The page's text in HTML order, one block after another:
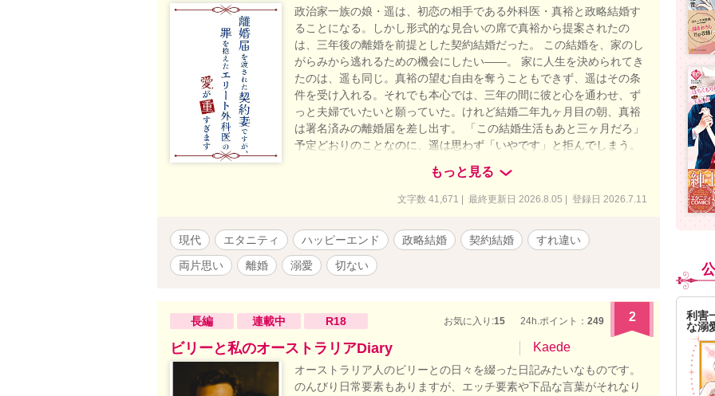
政治家一族の娘・遥は、初恋の相手である外科医・真裕と政略結婚す
ることになる。しかし形式的な見合いの席で真裕から提案されたの
は、三年後の離婚を前提とした契約結婚だった。 この結婚を、家のし
がらみから逃れるための機会にしたい――。 家に人生を決められてき
たのは、遥も同じ。真裕の望む自由を奪うこともできず、遥はその条
件を受け入れる。それでも本心では、三年の間に彼と心を通わせ、ず
っと夫婦でいたいと願っていた。けれど結婚二年九ヶ月目の朝、真裕
は署名済みの離婚届を差し出す。 「この結婚生活もあと三ヶ月だろ」
予定どおりのことなのに、遥は思わず「いやです」と拒んでしまう。
それでも、真裕は離婚の意思を変えようとしない。なのに、その顔に
はなぜか苦しげな葛藤が浮かんでいて――？ 離婚したくない妻と、罪
悪感から妻を手放そうとする夫。 三年契約の終わりから始まる、両片
が、アルファの連載が先行です
もっと見る
文字数 41,671 | 最終更新日 2026.8.05 | 登録日 2026.7.11
現代 エタニティ ハッピーエンド 政略結婚 契約結婚
すれ違い
両片思い
離婚 溺愛 切ない
長編 連載中 R18 お気に入り:15 24h.ポイント： 249 2
ビリーと私のオーストラリアDiary Kaede
オーストラリア人のビリーとの日々を綴った日記みたいなものです。
のんびり日常要素もありますが、エッチ要素や下品な言葉がそれなり
利害
な溺